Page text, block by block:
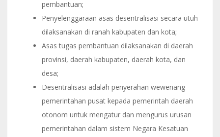
pembantuan;
Penyelenggaraan asas desentralisasi secara utuh
dilaksanakan di ranah kabupaten dan kota;
Asas tugas pembantuan dilaksanakan di daerah
provinsi, daerah kabupaten, daerah kota, dan
desa;
Desentralisasi adalah penyerahan wewenang
pemerintahan pusat kepada pemerintah daerah
otonom untuk mengatur dan mengurus urusan
pemerintahan dalam sistem Negara Kesatuan